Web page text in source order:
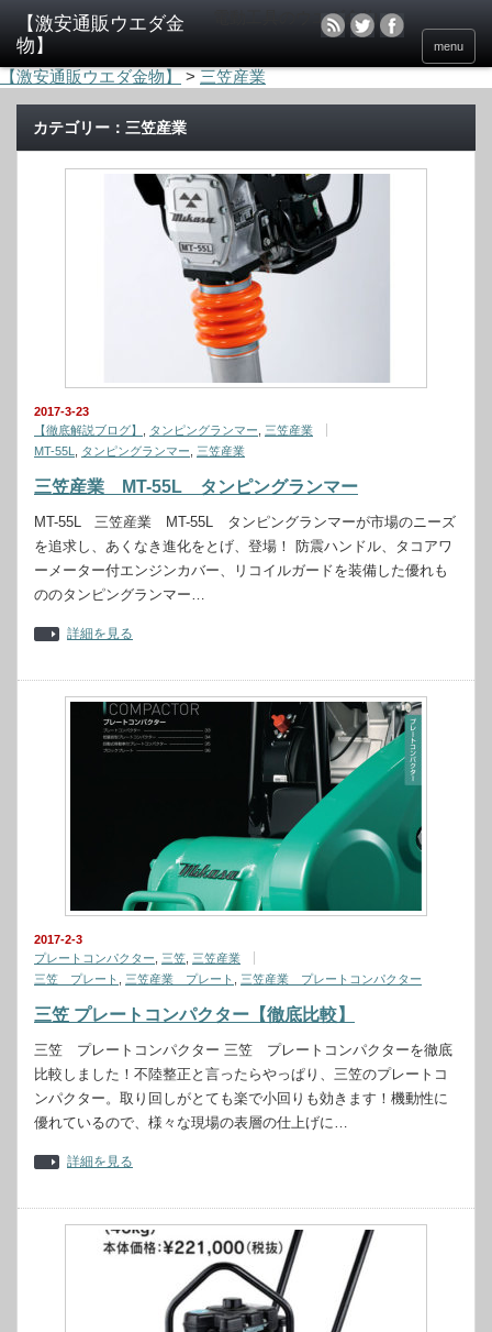
電動工具のウエダ金物
menu
【激安通販ウエダ金物】 > 三笠産業
カテゴリー：三笠産業
2017-3-23
【徹底解説ブログ】
タンピングランマー
三笠産業
MT-55L
タンピングランマー 三笠産業
三笠産業 MT-55L タンピングランマー
MT-55L 三笠産業 MT-55L タンピングランマーが市場のニーズ
を追求し、あくなき進化をとげ、登場！ 防震ハンドル、タコアワ
ーメーター付エンジンカバー、リコイルガードを装備した優れも
ののタンピングランマー…
詳細を見る
2017-2-3
プレートコンパクター
三笠 三笠産業
三笠 プレート
三笠産業 プレート 三笠産業 プレートコンパクター
三笠 プレートコンパクター【徹底比較】
三笠 プレートコンパクター 三笠 プレートコンパクターを徹底
比較しました！不陸整正と言ったらやっぱり、三笠のプレートコ
ンパクター。取り回しがとても楽で小回りも効きます！機動性に
優れているので、様々な現場の表層の仕上げに…
詳細を見る